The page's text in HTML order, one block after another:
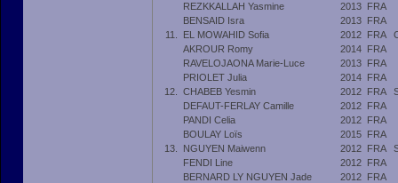
REZKKALLAH Yasmine
2013 FRA
BENSAID Isra
2013 FRA
11.
EL MOWAHID Sofia 2012 FRA
AKROUR Romy
2014 FRA
RAVELOJAONA Marie-Luce
2013 FRA
PRIOLET Julia
2014 FRA
12.
CHABEB Yesmin 2012 FRA
DEFAUT-FERLAY Camille
2012 FRA
PANDI Celia
2012 FRA
BOULAY Loïs
2015 FRA
13.
NGUYEN Maiwenn 2012 FRA
FENDI Line
2012 FRA
BERNARD LY NGUYEN Jade
2012 FRA